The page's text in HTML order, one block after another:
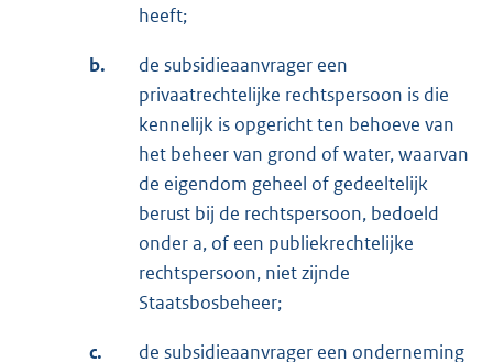
heeft;
b.
de subsidieaanvrager een
privaatrechtelijke rechtspersoon is die
kennelijk is opgericht ten behoeve van
het beheer van grond of water, waarvan
de eigendom geheel of gedeeltelijk
berust bij de rechtspersoon, bedoeld
onder a, of een publiekrechtelijke
rechtspersoon, niet zijnde
Staatsbosbeheer;
c. de subsidieaanvrager een onderneming